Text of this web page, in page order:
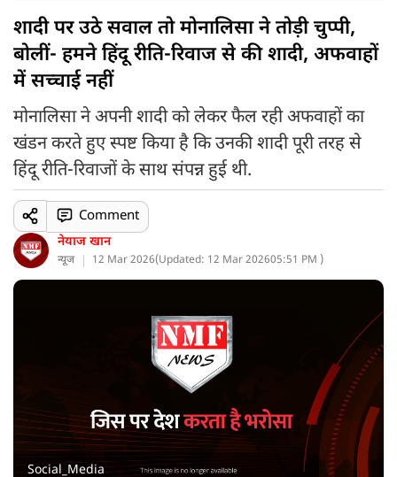
शादी पर उठे सवाल तो मोनालिसा ने तोड़ी चुप्पी,
बोलीं- हमने हिंदू रीति-रिवाज से की शादी, अफवाहों
में सच्चाई नहीं
मोनालिसा ने अपनी शादी को लेकर फैल रही अफवाहों का
खंडन करते हुए स्पष्ट किया है कि उनकी शादी पूरी तरह से
हिंदू रीति-रिवाजों के साथ संपन्न हुई थी.
नेयाज खान
न्यूज 12 Mar 2026(Updated: 12 Mar 202605:51 PM )
Comment
Social_Media